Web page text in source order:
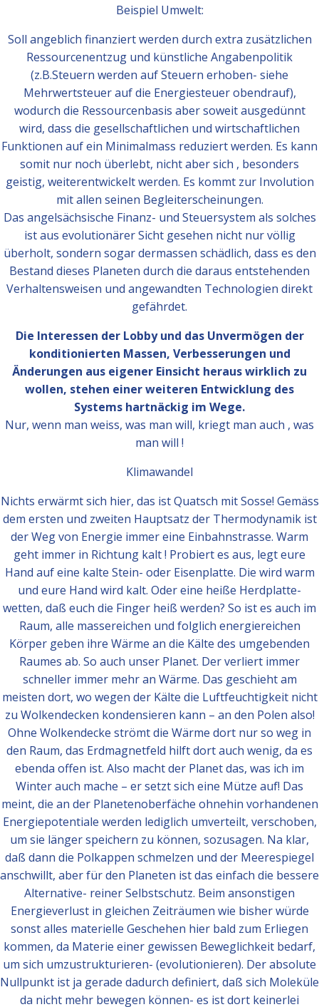
Beispiel Umwelt:
Soll angeblich finanziert werden durch extra zusätzlichen
Ressourcenentzug und künstliche Angabenpolitik
(z.B.Steuern werden auf Steuern erhoben- siehe
Mehrwertsteuer auf die Energiesteuer obendrauf),
wodurch die Ressourcenbasis aber soweit ausgedünnt
wird, dass die gesellschaftlichen und wirtschaftlichen
Funktionen auf ein Minimalmass reduziert werden. Es kann
somit nur noch überlebt, nicht aber sich , besonders
geistig, weiterentwickelt werden. Es kommt zur Involution
mit allen seinen Begleiterscheinungen.
Das angelsächsische Finanz- und Steuersystem als solches
ist aus evolutionärer Sicht gesehen nicht nur völlig
überholt, sondern sogar dermassen schädlich, dass es den
Bestand dieses Planeten durch die daraus entstehenden
Verhaltensweisen und angewandten Technologien direkt
gefährdet.
Die Interessen der Lobby und das Unvermögen der
konditionierten Massen, Verbesserungen und
Änderungen aus eigener Einsicht heraus wirklich zu
wollen, stehen einer weiteren Entwicklung des
Systems hartnäckig im Wege.
Nur, wenn man weiss, was man will, kriegt man auch , was
man will !
Klimawandel
Nichts erwärmt sich hier, das ist Quatsch mit Sosse! Gemäss
dem ersten und zweiten Hauptsatz der Thermodynamik ist
der Weg von Energie immer eine Einbahnstrasse. Warm
geht immer in Richtung kalt ! Probiert es aus, legt eure
Hand auf eine kalte Stein- oder Eisenplatte. Die wird warm
und eure Hand wird kalt. Oder eine heiße Herdplatte-
wetten, daß euch die Finger heiß werden? So ist es auch im
Raum, alle massereichen und folglich energiereichen
Körper geben ihre Wärme an die Kälte des umgebenden
Raumes ab. So auch unser Planet. Der verliert immer
schneller immer mehr an Wärme. Das geschieht am
meisten dort, wo wegen der Kälte die Luftfeuchtigkeit nicht
zu Wolkendecken kondensieren kann – an den Polen also!
Ohne Wolkendecke strömt die Wärme dort nur so weg in
den Raum, das Erdmagnetfeld hilft dort auch wenig, da es
ebenda offen ist. Also macht der Planet das, was ich im
Winter auch mache – er setzt sich eine Mütze auf! Das
meint, die an der Planetenoberfäche ohnehin vorhandenen
Energiepotentiale werden lediglich umverteilt, verschoben,
um sie länger speichern zu können, sozusagen. Na klar,
daß dann die Polkappen schmelzen und der Meerespiegel
anschwillt, aber für den Planeten ist das einfach die bessere
Alternative- reiner Selbstschutz. Beim ansonstigen
Energieverlust in gleichen Zeiträumen wie bisher würde
sonst alles materielle Geschehen hier bald zum Erliegen
kommen, da Materie einer gewissen Beweglichkeit bedarf,
um sich umzustrukturieren- (evolutionieren). Der absolute
Nullpunkt ist ja gerade dadurch definiert, daß sich Moleküle
da nicht mehr bewegen können- es ist dort keinerlei